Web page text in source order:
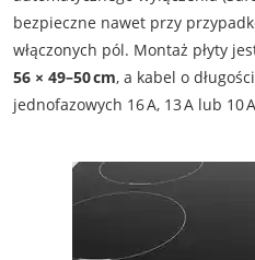
bezpieczne nawet przy
włączonych pól. Montaż płyty
56 × 49–50 cm, a kabel o
jednofazowych 16 A, 13 A lub 10